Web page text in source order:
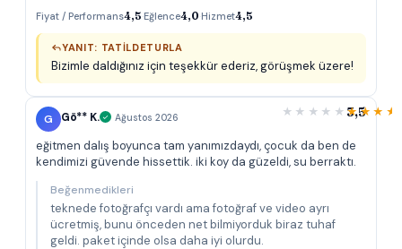
Fiyat / Performans4,5·Eğlence4,0·Hizmet4,5
YANIT: TATILDETURLA
Bizimle daldığınız için teşekkür ederiz, görüşmek üzere!
G Gö** K. Ağustos 2026 3,5
eğitmen dalış boyunca tam yanımızdaydı, çocuk da ben de
kendimizi güvende hissettik. iki koy da güzeldi, su berraktı.
Beğenmedikleri
teknede fotoğrafçı vardı ama fotoğraf ve video ayrı
ücretmiş, bunu önceden net bilmiyorduk biraz tuhaf
geldi. paket içinde olsa daha iyi olurdu.